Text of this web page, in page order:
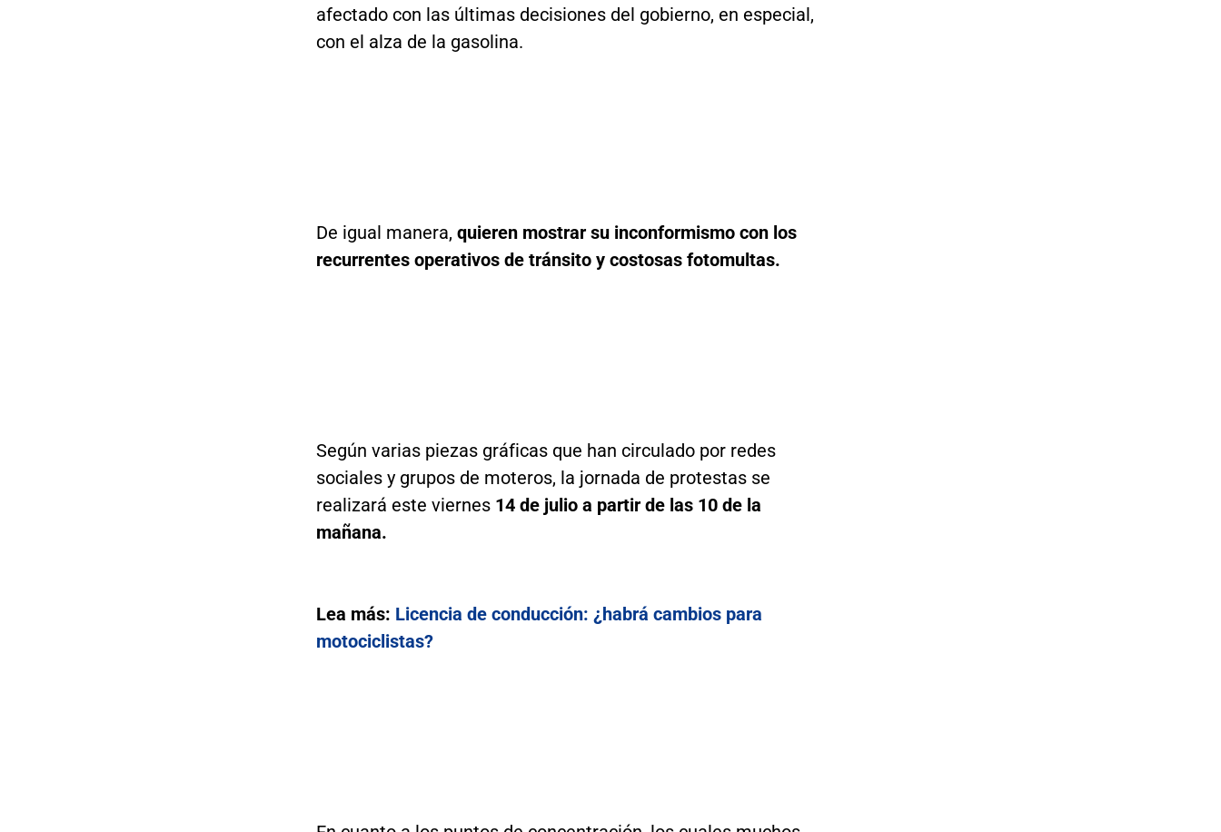
afectado con las últimas decisiones del gobierno, en especial,
con el alza de la gasolina.
De igual manera, quieren mostrar su inconformismo con los
recurrentes operativos de tránsito y costosas fotomultas.
Según varias piezas gráficas que han circulado por redes
sociales y grupos de moteros, la jornada de protestas se
realizará este viernes14 de julio a partir de las 10 de la
mañana.
Lea más: Licencia de conducción: ¿habrá cambios para
motociclistas?